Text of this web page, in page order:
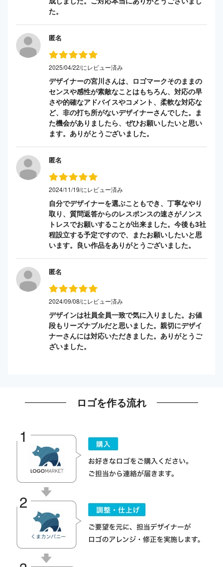
た。
匿名
2025/04/22/にレビュー済み
デザイナーの宮川さんは、ロゴマークそのままの
センスや感性が素敵なことはもちろん、対応の早
さや的確なアドバイスやコメント、柔軟な対応な
ど、非の打ち所がないデザイナーさんでした。ま
た機会がありましたら、ぜひお願いしたいと思い
ます。ありがとうございました。
匿名
2024/11/19/にレビュー済み
自分でデザイナーを選ぶこともでき、丁寧なやり
取り、質問返答からのレスポンスの速さがノンス
トレスでお願いすることが出来ました。今後も3社
程設立する予定ですので、またお願いしたいと思
います。良い作品をありがとうございました。
匿名
2024/09/08/にレビュー済み
デザインは社員全員一致で気に入りました。お値
段もリーズナブルだと思いました。親切にデザイ
ナーさんには対応いただきました。ありがとうご
ざいました。
ロゴを作る流れ